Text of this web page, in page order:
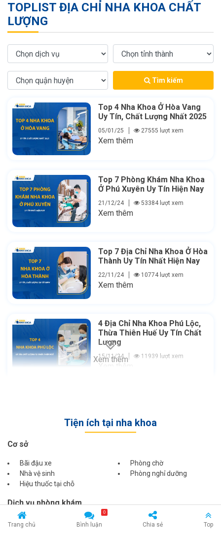
TOPLIST ĐỊA CHỈ NHA KHOA CHẤT
LƯỢNG
Tìm kiếm
Top 4 Nha Khoa Ở Hòa Vang
Uy Tín, Chất Lượng Nhất 2025
05/01/25 27555 lượt xem
Xem thêm
Top 7 Phòng Khám Nha Khoa
Ở Phú Xuyên Uy Tín Hiện Nay
21/12/24 53384 lượt xem
Xem thêm
Top 7 Địa Chỉ Nha Khoa Ở Hòa
Thành Uy Tín Nhất Hiện Nay
22/11/24 10774 lượt xem
Xem thêm
4 Địa Chỉ Nha Khoa Phú Lộc,
Thừa Thiên Huế Uy Tín Chất
Lượng
15/11/24 11939 lượt xem
Xem thêm
Xem thêm
Tiện ích tại nha khoa
Cơ sở
Bãi đậu xe
Nhà vệ sinh
Hiệu thuốc tại chỗ
Phòng chờ
Phòng nghỉ dưỡng
Dịch vụ phòng khám
Đặt lịch trực tuyến
Chăm sóc sau khám chữa
Trang chủ Bình luận
0
Chia sẻ Top